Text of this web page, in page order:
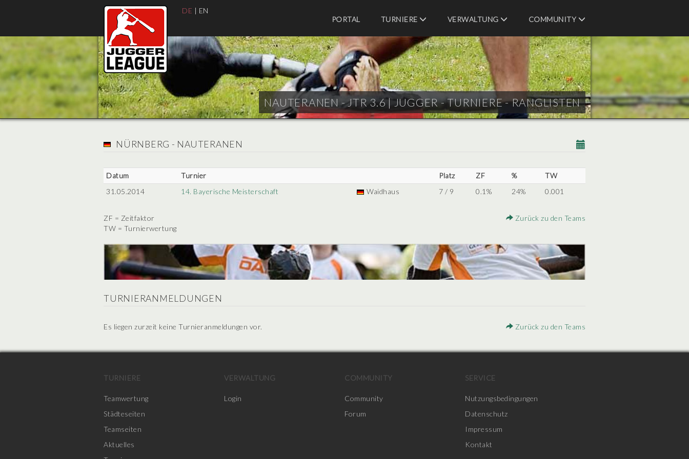
DE | EN
PORTAL
TURNIERE VERWALTUNG COMMUNITY
NAUTERANEN - JTR 3.6 |JUGGER - TURNIERE - RANGLISTEN
NÜRNBERG - NAUTERANEN
Datum Turnier Platz ZF %
TW
31.05.2014
14. Bayerische Meisterschaft Waidhaus 7 / 9 0.1% 24% 0.001
ZF = Zeitfaktor
TW = Turnierwertung
Zurück zu den Teams
TURNIERANMELDUNGEN
Es liegen zurzeit keine Turnieranmeldungen vor. Zurück zu den Teams
TURNIERE
Teamwertung
Städteseiten
Teamseiten
Aktuelles
VERWALTUNG
Login
COMMUNITY
Community
Forum
SERVICE
Nutzungsbedingungen
Datenschutz
Impressum
Kontakt